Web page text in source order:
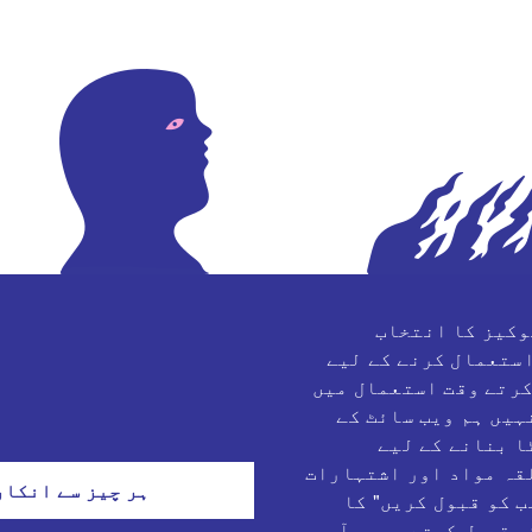
کا انتخاب
کرنے کے لیے
وقت استعمال میں
ہم ویب سائٹ کے
بنانے کے لیے
مواد اور اشتہارات
کو قبول کریں" کا
ہر چیز سے انکار